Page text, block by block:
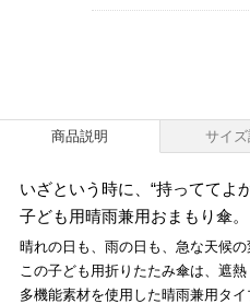
商品説明 サイ
いざという時に、“持っててよ
子ども用晴雨兼用おまもり傘。
晴れの日も、雨の日も、急な天候の
この子ども用折りたたみ傘は、遮
多機能素材を使用した晴雨兼用タイ